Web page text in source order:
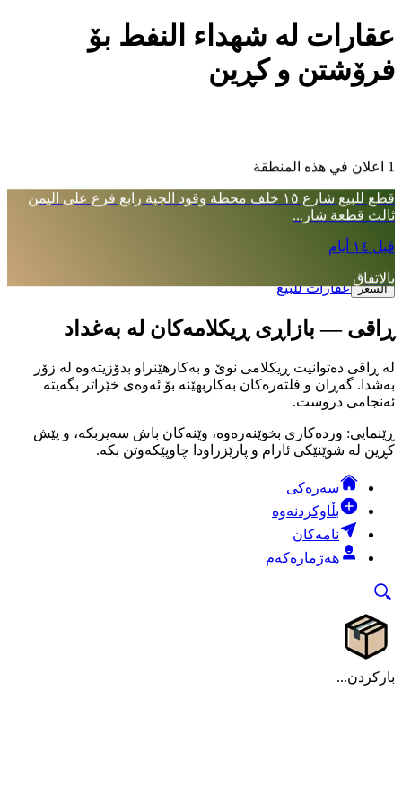
عقارات لە شهداء النفط بۆ
فرۆشتن و کڕین
1 اعلان في هذه المنطقة
قطع للبيع شارع ١٥ خلف محطة وقود الجبة رابع فرع على اليمن
ثالث قطعة شار...
قبل ١٤ أيام
بالاتفاق
عقارات
السعر عقارات للبيع
ڕاقی — بازاڕی ڕیکلامەکان لە بەغداد
لە ڕاقی دەتوانیت ڕیکلامی نوێ و بەکارهێنراو بدۆزیتەوە لە زۆر
بەشدا. گەڕان و فلتەرەکان بەکاربهێنە بۆ ئەوەی خێراتر بگەیتە
ئەنجامی دروست.
ڕێنمایی: وردەکاری بخوێنەرەوە، وێنەکان باش سەیربکە، و پێش
کڕین لە شوێنێکی ئارام و پارێزراودا چاوپێکەوتن بکە.
سەرەکی
بڵاوکردنەوە
نامەکان
هەژمارەکەم
بارکردن...